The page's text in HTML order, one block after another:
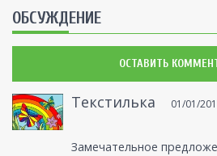
ОБСУЖДЕНИЕ
ОСТАВИТЬ
Текстилька 01/01/
Замечательное